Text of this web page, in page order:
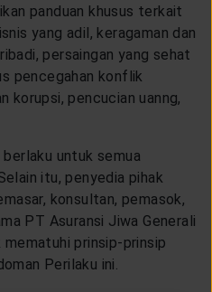
panduan khusus terkait
yang adil, keragaman dan
persaingan yang sehat
pencegahan konflik
korupsi, pencucian uanng,
untuk semua
itu, penyedia pihak
konsultan, pemasok,
PT Asuransi Jiwa Generali
mematuhi prinsip-prinsip
Perilaku ini.